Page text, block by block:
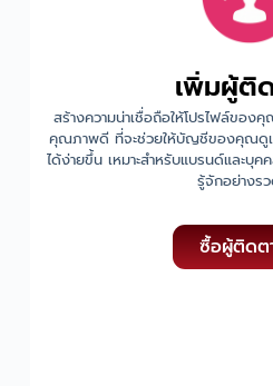
เพิ่มผู้ติ
สร้างความน่าเชื่อถือให้โปรไฟล์ขอ
คุณภาพดี ที่จะช่วยให้บัญชีของคุณดูเ
ได้ง่ายขึ้น เหมาะสำหรับแบรนด์และบุ
รู้จักอย่างร
ซื้อผู้ติดต